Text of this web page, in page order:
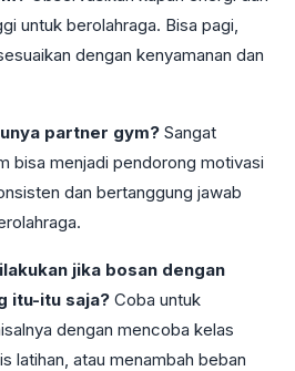
untuk berolahraga. Bisa pagi,
dengan kenyamanan dan
partner gym? Sangat
bisa menjadi pendorong motivasi
dan bertanggung jawab
jika bosan dengan
itu-itu saja? Coba untuk
dengan mencoba kelas
latihan, atau menambah beban